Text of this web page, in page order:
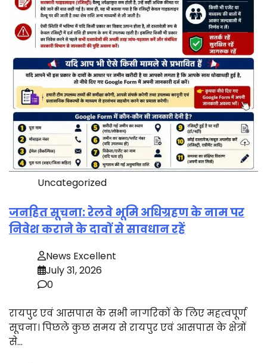
Uncategorized
जनहित सूचना: रेलवे भूमि अधिग्रहण के नाम पर
निवेश कराने के दावों से सावधान रहें
News Excellent
July 31, 2026
0
रायपुर एवं आसपास के सभी नागरिकों के लिए महत्वपूर्ण
सूचना। पिछले कुछ समय से रायपुर एवं आसपास के क्षेत्रों
से…